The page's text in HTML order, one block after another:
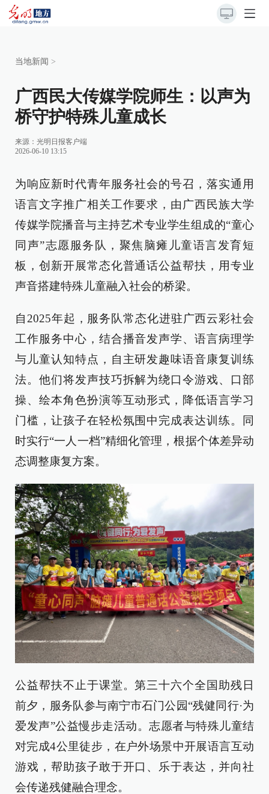
当地新闻 >
广西民大传媒学院师生：以声为
桥守护特殊儿童成长
来源： 光明日报客户端
2026-06-10 13:15
为响应新时代青年服务社会的号召，落实通用
语言文字推广相关工作要求，由广西民族大学
传媒学院播音与主持艺术专业学生组成的“童心
同声”志愿服务队，聚焦脑瘫儿童语言发育短
板，创新开展常态化普通话公益帮扶，用专业
声音搭建特殊儿童融入社会的桥梁。
自2025年起，服务队常态化进驻广西云彩社会
工作服务中心，结合播音发声学、语言病理学
与儿童认知特点，自主研发趣味语音康复训练
法。他们将发声技巧拆解为绕口令游戏、口部
操、绘本角色扮演等互动形式，降低语言学习
门槛，让孩子在轻松氛围中完成表达训练。同
时实行“一人一档”精细化管理，根据个体差异动
态调整康复方案。
公益帮扶不止于课堂。第三十六个全国助残日
前夕，服务队参与南宁市石门公园“残健同行·为
爱发声”公益慢步走活动。志愿者与特殊儿童结
对完成4公里徒步，在户外场景中开展语言互动
游戏，帮助孩子敢于开口、乐于表达，并向社
会传递残健融合理念。